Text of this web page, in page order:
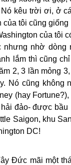
kêu trời ơi, ở
của tôi cũng
của tôi
nhưng nhờ dòng
lắm thì cũng
2, 3 lần mỏng
Nó cũng không
(hay
đảo- được
Saigon, khu
DC!
Đức mãi một